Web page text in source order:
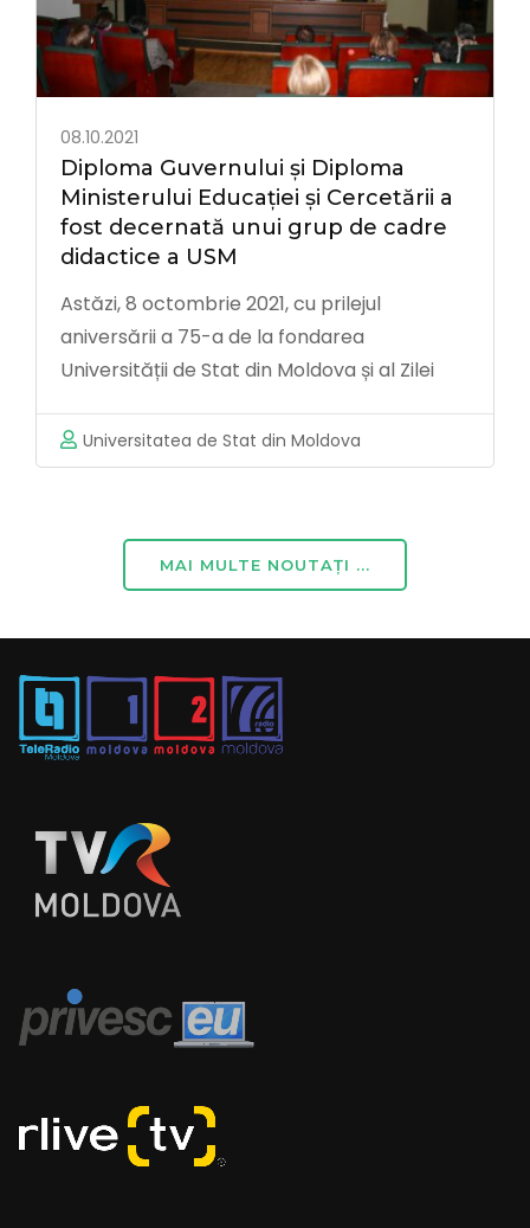
08.10.2021
Diploma Guvernului și Diploma
Ministerului Educației și Cercetării a
fost decernată unui grup de cadre
didactice a USM
Astăzi, 8 octombrie 2021, cu prilejul
aniversării a 75-a de la fondarea
Universității de Stat din Moldova și al Zilei
unui grup de cadre didactice i-au fost
decernate Diploma de Onoare a MEC și
Universitatea de Stat din Moldova
MAI MULTE NOUTAȚI ...